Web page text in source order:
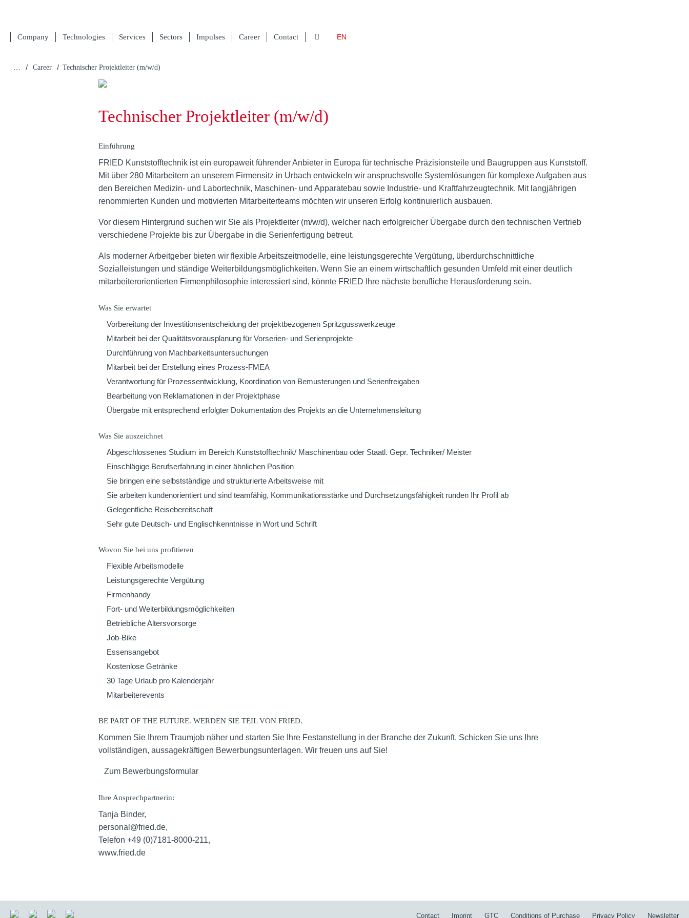
Company Technologies Services Sectors Impulses Career Contact EN
… / Career / Technischer Projektleiter (m/w/d)
Technischer Projektleiter (m/w/d)
Einführung
FRIED Kunststofftechnik ist ein europaweit führender Anbieter in Europa für technische Präzisionsteile und Baugruppen aus Kunststoff.
Mit über 280 Mitarbeitern an unserem Firmensitz in Urbach entwickeln wir anspruchsvolle Systemlösungen für komplexe Aufgaben aus
den Bereichen Medizin- und Labortechnik, Maschinen- und Apparatebau sowie Industrie- und Kraftfahrzeugtechnik. Mit langjährigen
renommierten Kunden und motivierten Mitarbeiterteams möchten wir unseren Erfolg kontinuierlich ausbauen.
Vor diesem Hintergrund suchen wir Sie als Projektleiter (m/w/d), welcher nach erfolgreicher Übergabe durch den technischen Vertrieb
verschiedene Projekte bis zur Übergabe in die Serienfertigung betreut.
Als moderner Arbeitgeber bieten wir flexible Arbeitszeitmodelle, eine leistungsgerechte Vergütung, überdurchschnittliche
Sozialleistungen und ständige Weiterbildungsmöglichkeiten. Wenn Sie an einem wirtschaftlich gesunden Umfeld mit einer deutlich
mitarbeiterorientierten Firmenphilosophie interessiert sind, könnte FRIED Ihre nächste berufliche Herausforderung sein.
Was Sie erwartet
Vorbereitung der Investitionsentscheidung der projektbezogenen Spritzgusswerkzeuge
Mitarbeit bei der Qualitätsvorausplanung für Vorserien- und Serienprojekte
Durchführung von Machbarkeitsuntersuchungen
Mitarbeit bei der Erstellung eines Prozess-FMEA
Verantwortung für Prozessentwicklung, Koordination von Bemusterungen und Serienfreigaben
Bearbeitung von Reklamationen in der Projektphase
Übergabe mit entsprechend erfolgter Dokumentation des Projekts an die Unternehmensleitung
Was Sie auszeichnet
Abgeschlossenes Studium im Bereich Kunststofftechnik/ Maschinenbau oder Staatl. Gepr. Techniker/ Meister
Einschlägige Berufserfahrung in einer ähnlichen Position
Sie bringen eine selbstständige und strukturierte Arbeitsweise mit
Sie arbeiten kundenorientiert und sind teamfähig, Kommunikationsstärke und Durchsetzungsfähigkeit runden Ihr Profil ab
Gelegentliche Reisebereitschaft
Sehr gute Deutsch- und Englischkenntnisse in Wort und Schrift
Wovon Sie bei uns profitieren
Flexible Arbeitsmodelle
Leistungsgerechte Vergütung
Firmenhandy
Fort- und Weiterbildungsmöglichkeiten
Betriebliche Altersvorsorge
Job-Bike
Essensangebot
Kostenlose Getränke
30 Tage Urlaub pro Kalenderjahr
Mitarbeiterevents
BE PART OF THE FUTURE. WERDEN SIE TEIL VON FRIED.
Kommen Sie Ihrem Traumjob näher und starten Sie Ihre Festanstellung in der Branche der Zukunft. Schicken Sie uns Ihre
vollständigen, aussagekräftigen Bewerbungsunterlagen. Wir freuen uns auf Sie!
Zum Bewerbungsformular
Ihre Ansprechpartnerin:
Tanja Binder,
personal@fried.de,
Telefon +49 (0)7181-8000-211,
www.fried.de
Contact Imprint GTC Conditions of Purchase Privacy Policy Newsletter